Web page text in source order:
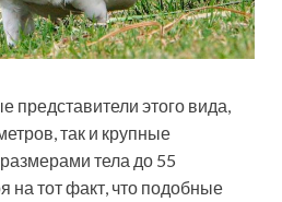
представители этого вида,
так и крупные
тела до 55
на тот факт, что подобные